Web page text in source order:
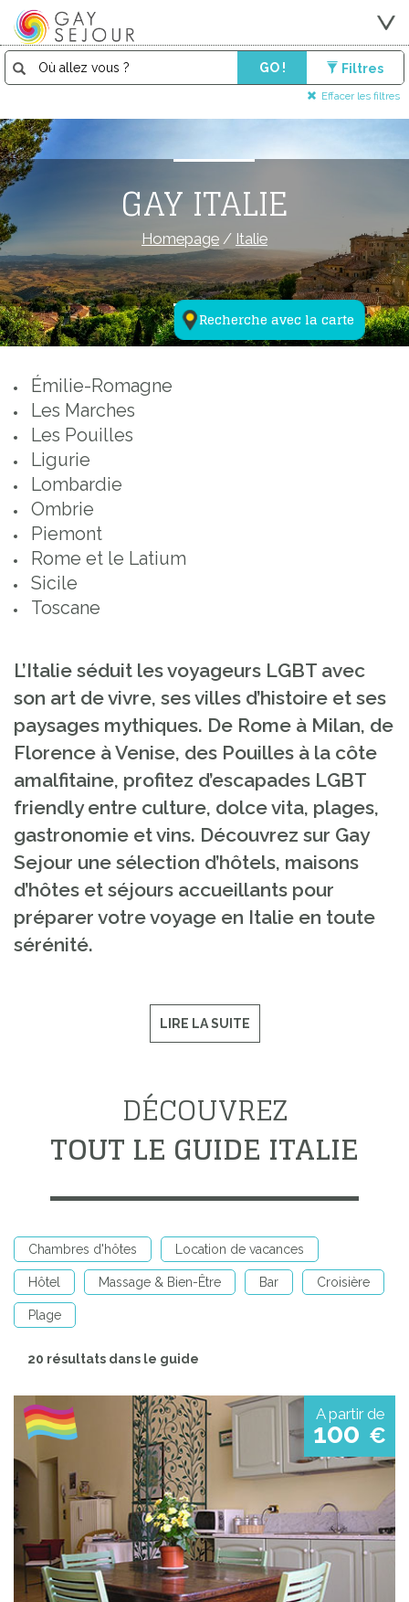
GO ! Filtres
Effacer les filtres
Recherche avec la carte
GAY ITALIE
Homepage / Italie
Émilie-Romagne
Les Marches
Les Pouilles
Ligurie
Lombardie
Ombrie
Piemont
Rome et le Latium
Sicile
Toscane
L’Italie séduit les voyageurs LGBT avec
son art de vivre, ses villes d’histoire et ses
paysages mythiques. De Rome à Milan, de
Florence à Venise, des Pouilles à la côte
amalfitaine, profitez d’escapades LGBT
friendly entre culture, dolce vita, plages,
gastronomie et vins. Découvrez sur Gay
Sejour une sélection d’hôtels, maisons
d’hôtes et séjours accueillants pour
préparer votre voyage en Italie en toute
sérénité.
LIRE LA SUITE
DÉCOUVREZ
TOUT LE GUIDE ITALIE
Chambres d'hôtes Location de vacances
Hôtel Massage & Bien-Être Bar Croisière
Plage
20 résultats dans le guide
A partir de
100 €